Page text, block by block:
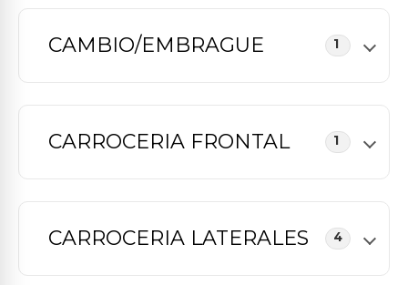
CAMBIO/EMBRAGUE 1
CARROCERIA FRONTAL 1
CARROCERIA LATERALES 4